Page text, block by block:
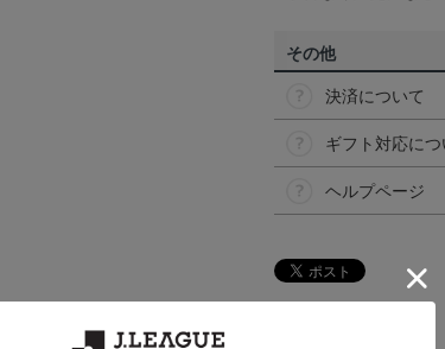
その他
決済について
ギフト対応に
ヘルプページ